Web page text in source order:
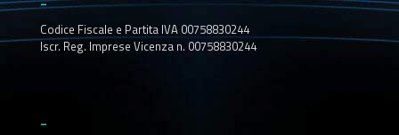
Codice Fiscale e Partita IVA 00758830244
Iscr. Reg. Imprese Vicenza n. 00758830244